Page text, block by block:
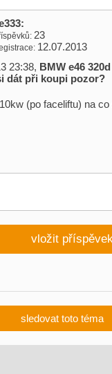
23
12.07.2013
23:38, BMW e46
dát při koupi pozor?
(po faceliftu) na
vložit
sledovat toto téma